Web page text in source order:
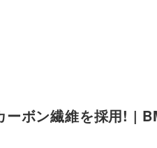
ボン繊維を採用! |